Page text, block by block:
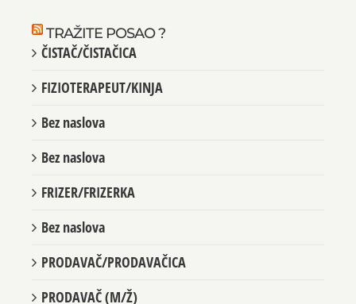
TRAŽITE POSAO ?
ČISTAČ/ČISTAČICA
FIZIOTERAPEUT/KINJA
Bez naslova
Bez naslova
FRIZER/FRIZERKA
Bez naslova
PRODAVAČ/PRODAVAČICA
PRODAVAČ (M/Ž)